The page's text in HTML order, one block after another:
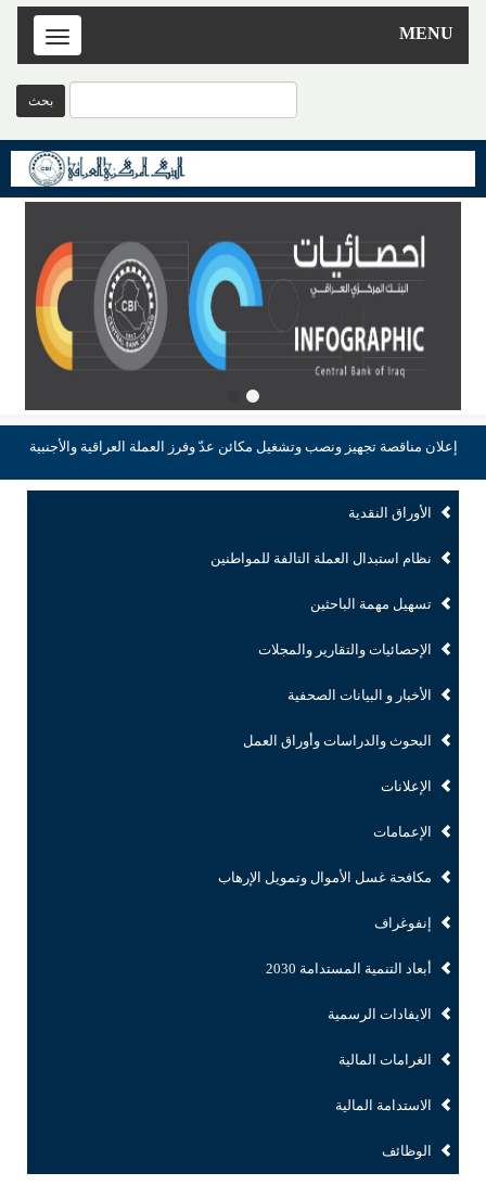
MENU
Toggle
إعلان مناقصة تجهيز ونصب وتشغيل مكائن عدّ وفرز العملة العراقية والأجنبية
الأوراق النقدية
نظام استبدال العملة التالفة للمواطنين
تسهيل مهمة الباحثين
الإحصائيات والتقارير والمجلات
الأخبار و البيانات الصحفية
البحوث والدراسات وأوراق العمل
الإعلانات
الإعمامات
مكافحة غسل الأموال وتمويل الإرهاب
إنفوغراف
أبعاد التنمية المستدامة 2030
الايفادات الرسمية
الغرامات المالية
الاستدامة المالية
الوظائف